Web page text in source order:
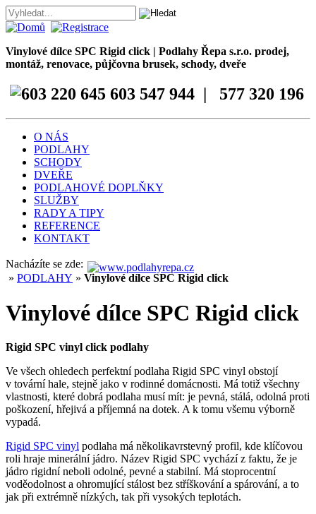
Vinylové dílce SPC Rigid click | Podlahy Řepa s.r.o. prodej,
montáž, renovace, půjčovna brusek, schody, dveře
603 547 944 | 577 320 196
O NÁS
PODLAHY
SCHODY
DVEŘE
PODLAHOVÉ DOPLŇKY
SLUŽBY
RADY A TIPY
REFERENCE
KONTAKT
Nacházíte se zde:
» PODLAHY » Vinylové dílce SPC Rigid click
Vinylové dílce SPC Rigid click
Rigid SPC vinyl click podlahy
Ve všech ohledech perfektní podlaha Rigid SPC vinyl obstojí
v tovární hale, stejně jako v rodinné domácnosti. Má totiž všechny
vlastnosti, které dobrá podlaha musí mít: je pevná, stálá, odolná proti
poškození, hřejivá a příjemná na dotek. A k tomu všemu výborně
vypadá.
Rigid SPC vinyl podlaha má několikavrstevný profil, kde klíčovou
roli hraje minerální jádro. Název Rigid SPC vychází z faktu, že je
jádro rigidní neboli odolné, pevné a stabilní. Má stoprocentní
voděodolnost a ohromující stálost bez stříškování a spárování, a to
jak při extrémně nízkých, tak při vysokých teplotách.